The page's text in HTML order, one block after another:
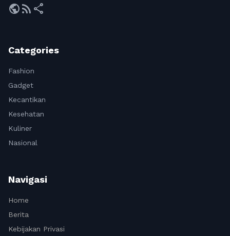
publicrss_feed share
Categories
Fashion
Gadget
Kecantikan
Kesehatan
Kuliner
Nasional
Navigasi
Home
Berita
Kebijakan Privasi